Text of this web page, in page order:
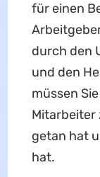
für einen
durch den
und den
müssen
Mitarbeiter
getan hat
hat.